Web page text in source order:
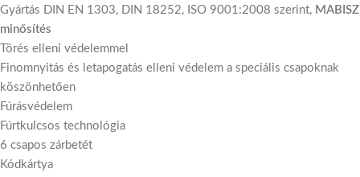
Gyártás DIN EN 1303, DIN 18252, ISO 9001:2008 szerint, MABISZ
minősítés
Törés elleni védelemmel
Finomnyitás és letapogatás elleni védelem a speciális csapoknak
köszönhetően
Fúrásvédelem
Fúrtkulcsos technológia
6 csapos zárbetét
Kódkártya